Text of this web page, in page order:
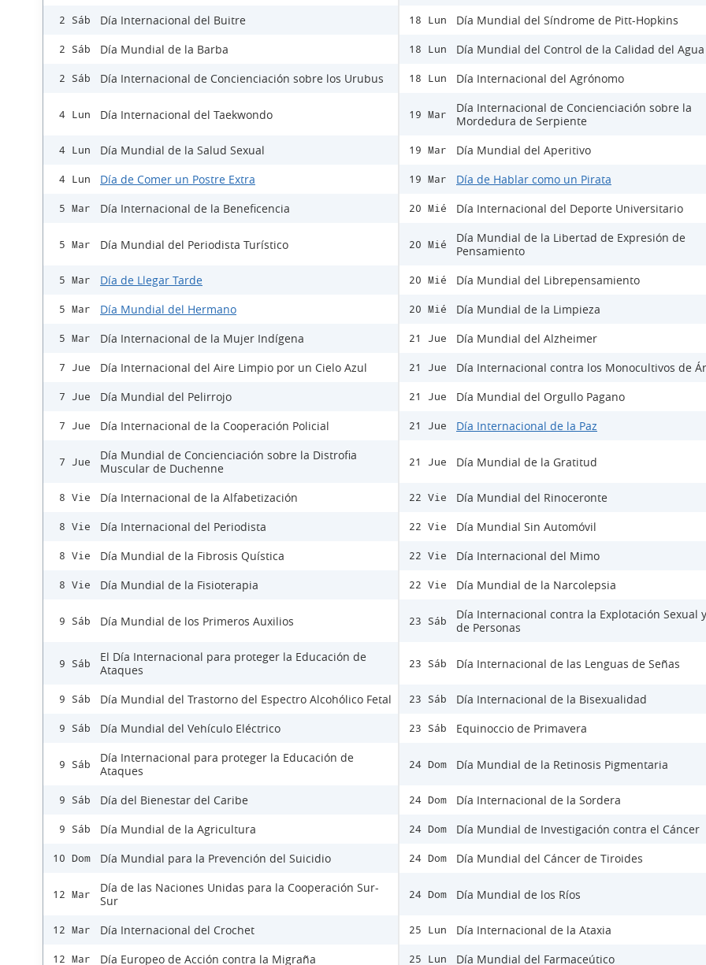
2 Sáb Día Internacional del Buitre
2 Sáb Día Mundial de la Barba
2 Sáb Día Internacional de Concienciación sobre los Urubus
4 Lun Día Internacional del Taekwondo
4 Lun Día Mundial de la Salud Sexual
4 Lun Día de Comer un Postre Extra
5 Mar Día Internacional de la Beneficencia
5 Mar Día Mundial del Periodista Turístico
5 Mar Día de Llegar Tarde
5 Mar Día Mundial del Hermano
5 Mar Día Internacional de la Mujer Indígena
7 Jue Día Internacional del Aire Limpio por un Cielo Azul
7 Jue Día Mundial del Pelirrojo
7 Jue Día Internacional de la Cooperación Policial
7 Jue
Día Mundial de Concienciación sobre la Distrofia
Muscular de Duchenne
8 Vie Día Internacional de la Alfabetización
8 Vie Día Internacional del Periodista
8 Vie Día Mundial de la Fibrosis Quística
8 Vie Día Mundial de la Fisioterapia
9 Sáb Día Mundial de los Primeros Auxilios
9 Sáb
El Día Internacional para proteger la Educación de
Ataques
9 Sáb Día Mundial del Trastorno del Espectro Alcohólico Fetal
9 Sáb Día Mundial del Vehículo Eléctrico
9 Sáb
Día Internacional para proteger la Educación de
Ataques
9 Sáb Día del Bienestar del Caribe
9 Sáb Día Mundial de la Agricultura
10 Dom Día Mundial para la Prevención del Suicidio
12 Mar
Día de las Naciones Unidas para la Cooperación Sur-
Sur
12 Mar Día Internacional del Crochet
12 Mar Día Europeo de Acción contra la Migraña
18 Lun Día Mundial del Síndrome de Pitt-Hopkins
18 Lun Día Mundial del Control de la Calidad del Agua
18 Lun Día Internacional del Agrónomo
19 Mar
Día Internacional de Concienciación sobre la
Mordedura de Serpiente
19 Mar Día Mundial del Aperitivo
19 Mar Día de Hablar como un Pirata
20 Mié Día Internacional del Deporte Universitario
20 Mié
Día Mundial de la Libertad de Expresión de
Pensamiento
20 Mié Día Mundial del Librepensamiento
20 Mié Día Mundial de la Limpieza
21 Jue Día Mundial del Alzheimer
21 Jue Día Internacional contra los Monocultivos de
21 Jue Día Mundial del Orgullo Pagano
21 Jue Día Internacional de la Paz
21 Jue Día Mundial de la Gratitud
22 Vie Día Mundial del Rinoceronte
22 Vie Día Mundial Sin Automóvil
22 Vie Día Internacional del Mimo
22 Vie Día Mundial de la Narcolepsia
23 Sáb
Día Internacional contra la Explotación Sexual
de Personas
23 Sáb Día Internacional de las Lenguas de Señas
23 Sáb Día Internacional de la Bisexualidad
23 Sáb Equinoccio de Primavera
24 Dom Día Mundial de la Retinosis Pigmentaria
24 Dom Día Internacional de la Sordera
24 Dom Día Mundial de Investigación contra el Cáncer
24 Dom Día Mundial del Cáncer de Tiroides
24 Dom Día Mundial de los Ríos
25 Lun Día Internacional de la Ataxia
25 Lun Día Mundial del Farmaceútico